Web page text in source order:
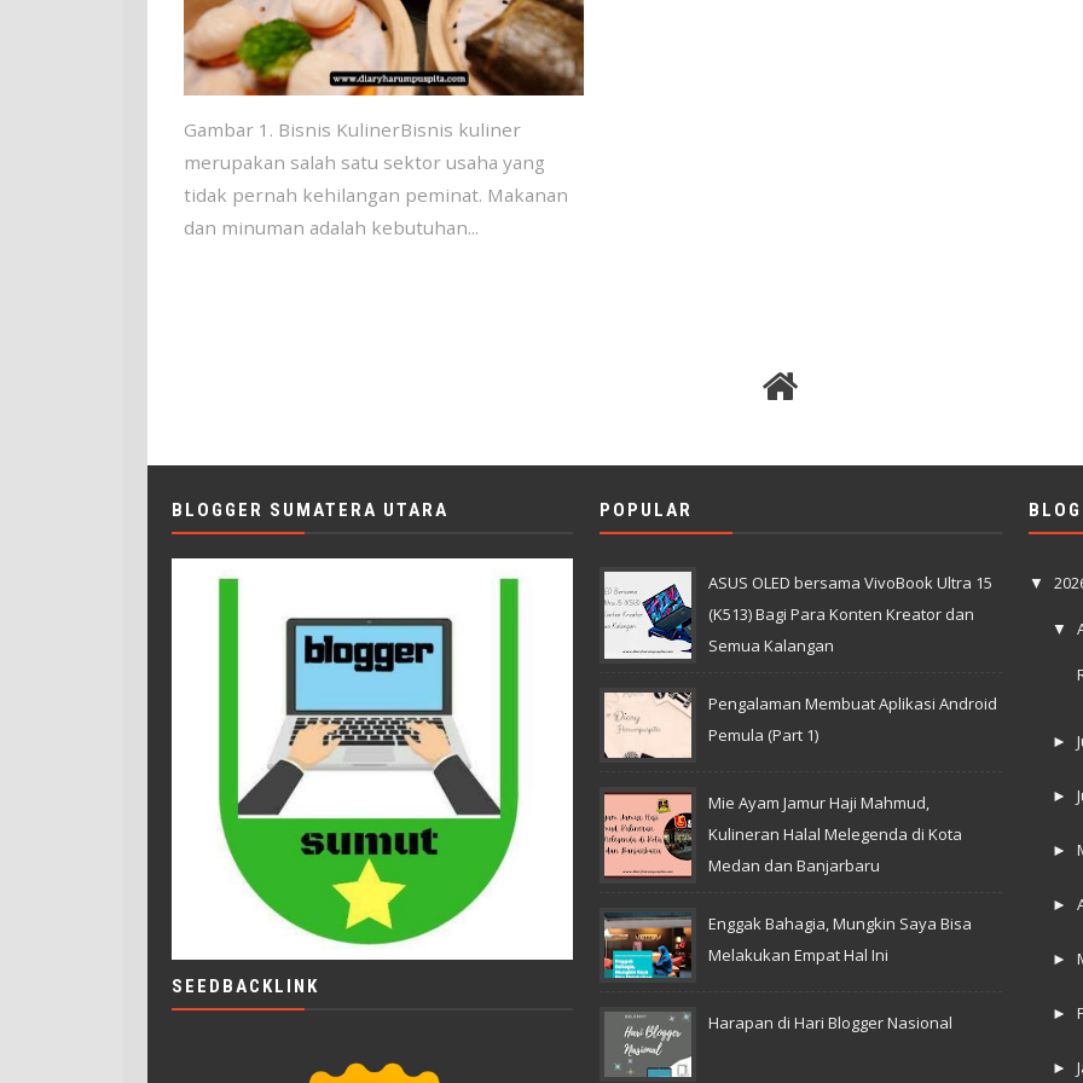
Gambar 1. Bisnis KulinerBisnis kuliner
merupakan salah satu sektor usaha yang
tidak pernah kehilangan peminat. Makanan
dan minuman adalah kebutuhan...
BLOGGER SUMATERA UTARA
SEEDBACKLINK
POPULAR
ASUS OLED bersama VivoBook Ultra 15
(K513) Bagi Para Konten Kreator dan
Semua Kalangan
Pengalaman Membuat Aplikasi Android
Pemula (Part 1)
Mie Ayam Jamur Haji Mahmud,
Kulineran Halal Melegenda di Kota
Medan dan Banjarbaru
Enggak Bahagia, Mungkin Saya Bisa
Melakukan Empat Hal Ini
Harapan di Hari Blogger Nasional
▼
▼
►
►
►
►
►
►
►